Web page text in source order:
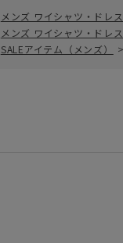
メンズ ワイシャツ・ドレ
メンズ ワイシャツ・ドレ
SALEアイテム（メンズ） >